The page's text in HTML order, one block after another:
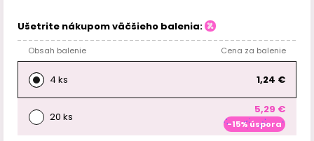
Ušetrite nákupom väčšieho balenia:
Obsah balenie Cena za balenie
4 ks 1,24 €
20 ks
5,29 €
-15% úspora